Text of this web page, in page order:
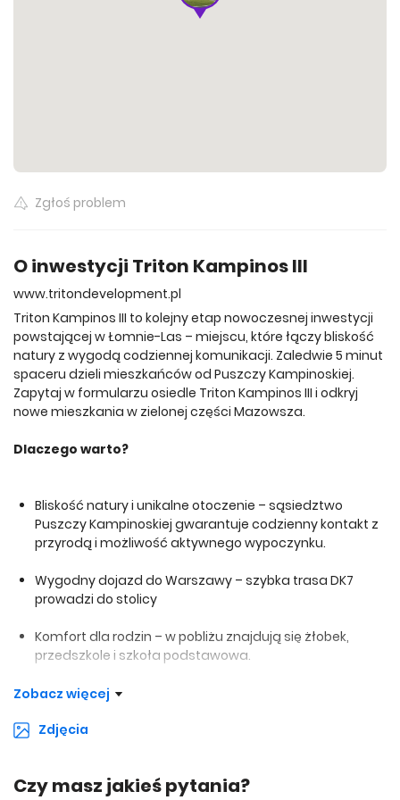
Zgłoś problem
O inwestycji Triton Kampinos III
www.tritondevelopment.pl
Triton Kampinos III to kolejny etap nowoczesnej inwestycji
powstającej w Łomnie-Las – miejscu, które łączy bliskość
natury z wygodą codziennej komunikacji. Zaledwie 5 minut
spaceru dzieli mieszkańców od Puszczy Kampinoskiej.
Zapytaj w formularzu osiedle Triton Kampinos III i odkryj
nowe mieszkania w zielonej części Mazowsza.
Dlaczego warto?
Bliskość natury i unikalne otoczenie – sąsiedztwo
Puszczy Kampinoskiej gwarantuje codzienny kontakt z
przyrodą i możliwość aktywnego wypoczynku.
Wygodny dojazd do Warszawy – szybka trasa DK7
prowadzi do stolicy
Komfort dla rodzin – w pobliżu znajdują się żłobek,
przedszkole i szkoła podstawowa.
Nowoczesne mieszkania o zróżnicowanych metrażach
mieszkania 4-pokojowe, z ogródkami lub balkonami.
boisko do piłki plażowej oraz zielone alejki tworzą
Zobacz więcej
Zdjęcia
Czy masz jakieś pytania?